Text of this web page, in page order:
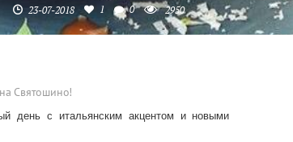
23-07-2018 1 0 2950
Святошино!
день с итальянским акцентом и новыми